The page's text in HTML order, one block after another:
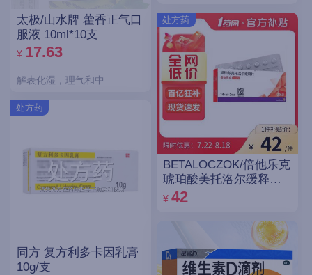
太极/山水牌 藿香正气口
服液 10ml*10支
¥ 17.63
解表化湿，理气和中
处方药
同方 复方利多卡因乳膏
10g/支
处方药
BETALOCZOK/倍他乐克
琥珀酸美托洛尔缓释片
47.5mg*14片*2板
¥ 42